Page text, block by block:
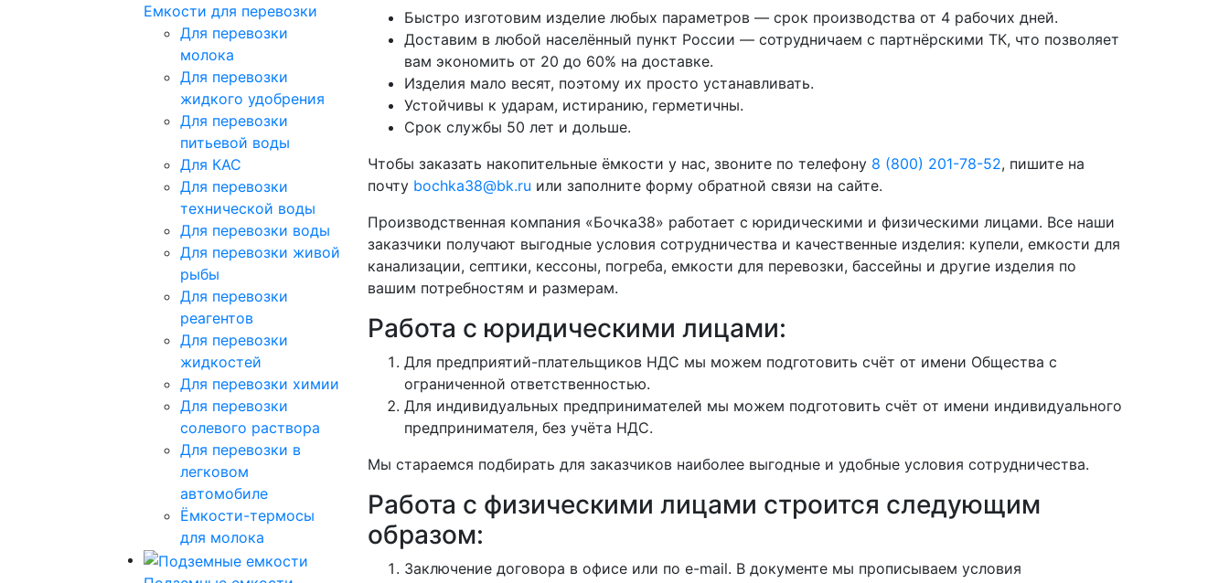
Емкости для перевозки
Для перевозки
молока
Для перевозки
жидкого удобрения
Для перевозки
питьевой воды
Для КАС
Для перевозки
технической воды
Для перевозки воды
Для перевозки живой
рыбы
Для перевозки
реагентов
Для перевозки
жидкостей
Для перевозки химии
Для перевозки
солевого раствора
Для перевозки в
легковом
автомобиле
Ёмкости-термосы
для молока
Быстро изготовим изделие любых параметров — срок производства от 4 рабочих дней.
Доставим в любой населённый пункт России — сотрудничаем с партнёрскими ТК, что позволяет
вам экономить от 20 до 60% на доставке.
Изделия мало весят, поэтому их просто устанавливать.
Устойчивы к ударам, истиранию, герметичны.
Срок службы 50 лет и дольше.
Чтобы заказать накопительные ёмкости у нас, звоните по телефону 8 (800) 201-78-52, пишите на
почту bochka38@bk.ru или заполните форму обратной связи на сайте.
Производственная компания «Бочка38» работает с юридическими и физическими лицами. Все наши
заказчики получают выгодные условия сотрудничества и качественные изделия: купели, емкости для
канализации, септики, кессоны, погреба, емкости для перевозки, бассейны и другие изделия по
вашим потребностям и размерам.
Работа с юридическими лицами:
Для предприятий-плательщиков НДС мы можем подготовить счёт от имени Общества с
ограниченной ответственностью.
Для индивидуальных предпринимателей мы можем подготовить счёт от имени индивидуального
предпринимателя, без учёта НДС.
Мы стараемся подбирать для заказчиков наиболее выгодные и удобные условия сотрудничества.
Работа с физическими лицами строится следующим
образом:
Заключение договора в офисе или по e-mail. В документе мы прописываем условия